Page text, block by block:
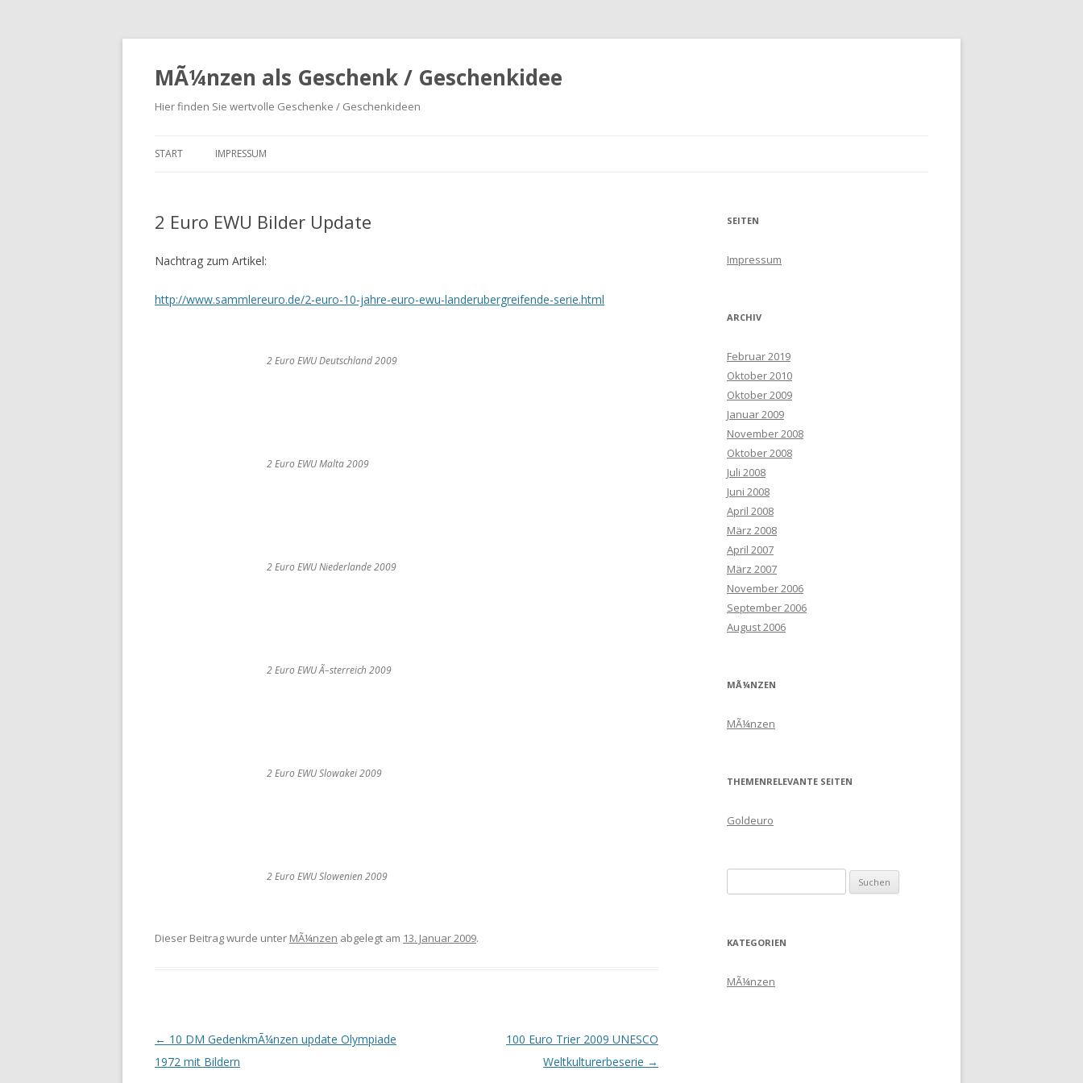
MÃ¼nzen als Geschenk / Geschenkidee
Hier finden Sie wertvolle Geschenke / Geschenkideen
START IMPRESSUM
2 Euro EWU Bilder Update
Nachtrag zum Artikel:
http://www.sammlereuro.de/2-euro-10-jahre-euro-ewu-landerubergreifende-serie.html
2 Euro EWU Deutschland 2009
2 Euro EWU Malta 2009
2 Euro EWU Niederlande 2009
2 Euro EWU Ã–sterreich 2009
2 Euro EWU Slowakei 2009
2 Euro EWU Slowenien 2009
Dieser Beitrag wurde unter MÃ¼nzen abgelegt am 13. Januar 2009.
Beitrags-
Navigation
← 10 DM GedenkmÃ¼nzen update Olympiade
1972 mit Bildern
100 Euro Trier 2009 UNESCO
Weltkulturerbeserie →
SEITEN
Impressum
ARCHIV
Februar 2019
Oktober 2010
Oktober 2009
Januar 2009
November 2008
Oktober 2008
Juli 2008
Juni 2008
April 2008
März 2008
April 2007
März 2007
November 2006
September 2006
August 2006
MÃ¼NZEN
MÃ¼nzen
THEMENRELEVANTE SEITEN
Goldeuro
nach:
KATEGORIEN
MÃ¼nzen